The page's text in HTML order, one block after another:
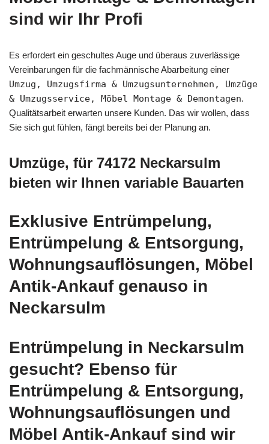
sind wir Ihr Profi
Es erfordert ein geschultes Auge und überaus zuverlässige
Vereinbarungen für die fachmännische Abarbeitung einer
Umzug, Umzugsfirma & Umzugsunternehmen, Umzüge
& Umzugsservice, Möbel Montage & Demontagen.
Qualitätsarbeit erwarten unsere Kunden. Das wir wollen, dass
Sie sich gut fühlen, fängt bereits bei der Planung an.
Umzüge, für 74172 Neckarsulm
bieten wir Ihnen variable Bauarten
Exklusive Entrümpelung,
Entrümpelung & Entsorgung,
Wohnungsauflösungen, Möbel
Antik-Ankauf genauso in
Neckarsulm
Entrümpelung in Neckarsulm
gesucht? Ebenso für
Entrümpelung & Entsorgung,
Wohnungsauflösungen und
Möbel Antik-Ankauf sind wir